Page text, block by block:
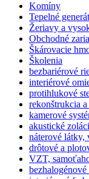
Komíny
Tepelné
Žeriavy a
Obchodné
Škárovacie
Školenia
bezbariérové
interiérové
protihlukové
rekonštrukcia
kamerové
akustické
náterové
drôtové a
VZT,